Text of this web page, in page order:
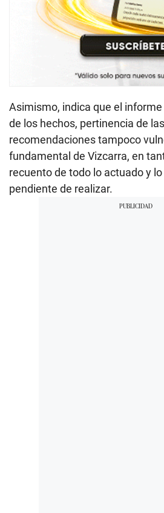
Asimismo, indica que el
de los hechos, pertinencia de
recomendaciones tampoco
fundamental de Vizcarra, en
recuento de todo lo actuado y
pendiente de realizar.